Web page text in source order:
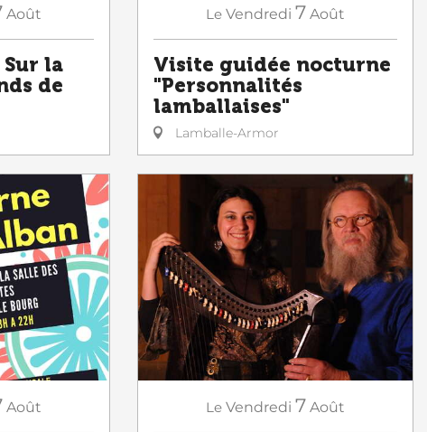
Août
la
de
Le Vendredi 7 Août
Visite guidée nocturne
"Personnalités
lamballaises"
Lamballe-Armor
Août Le Vendredi 7 Août